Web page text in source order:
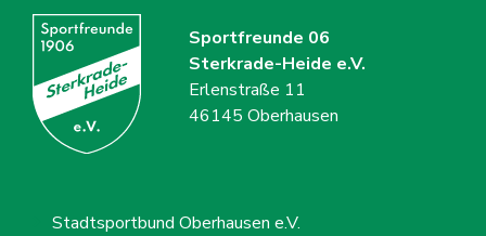
Sportfreunde 06
Sterkrade-Heide e.V.
Erlenstraße 11
46145 Oberhausen
Stadtsportbund Oberhausen e.V.